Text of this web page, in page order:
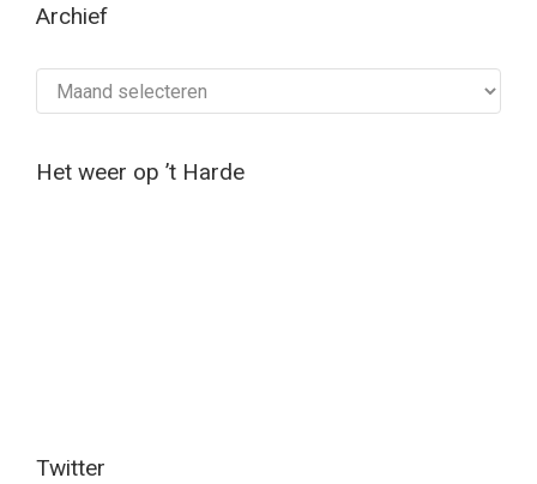
Archief
Het weer op ’t Harde
Twitter